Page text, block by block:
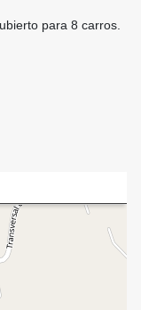
para 8 carros.